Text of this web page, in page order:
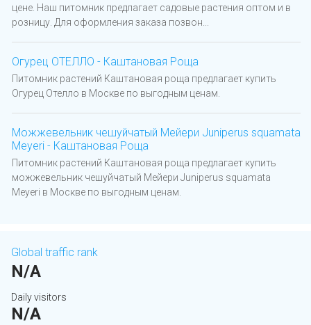
цене. Наш питомник предлагает садовые растения оптом и в
розницу. Для оформления заказа позвон...
Огурец ОТЕЛЛО - Каштановая Роща
Питомник растений Каштановая роща предлагает купить
Огурец Отелло в Москве по выгодным ценам.
Можжевельник чешуйчатый Мейери Juniperus squamata
Meyeri - Каштановая Роща
Питомник растений Каштановая роща предлагает купить
можжевельник чешуйчатый Мейери Juniperus squamata
Meyeri в Москве по выгодным ценам.
Global traffic rank
N/A
Daily visitors
N/A